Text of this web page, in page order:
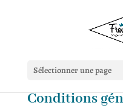
Sélectionner une page
Conditions